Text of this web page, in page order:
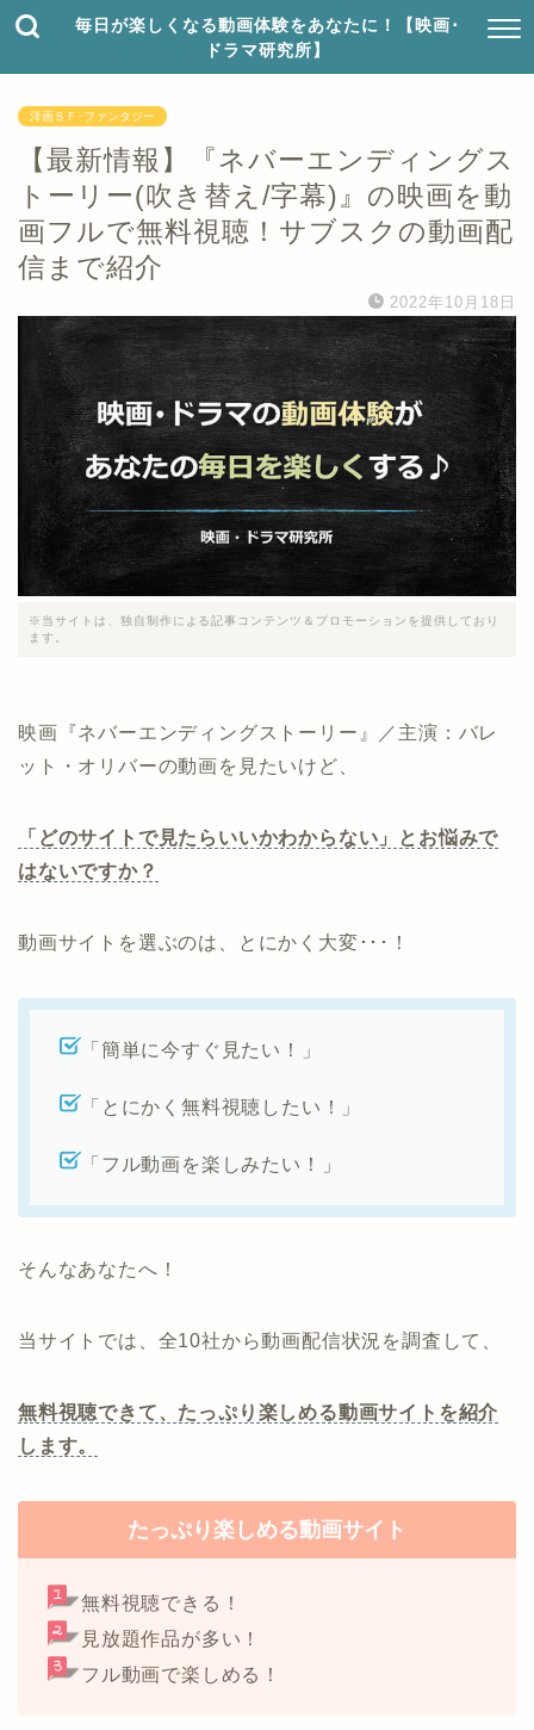
毎日が楽しくなる動画体験をあなたに！【映画･
ドラマ研究所】
洋画ＳＦ･ファンタジー
【最新情報】『ネバーエンディングス
トーリー(吹き替え/字幕)』の映画を動
画フルで無料視聴！サブスクの動画配
信まで紹介
2022年10月18日
※当サイトは、独自制作による記事コンテンツ＆プロモーションを提供しており
ます。
映画『ネバーエンディングストーリー』／主演：バレ
ット・オリバーの動画を見たいけど、
「どのサイトで見たらいいかわからない」とお悩みで
はないですか？
動画サイトを選ぶのは、とにかく大変･･･！
「簡単に今すぐ見たい！」
「とにかく無料視聴したい！」
「フル動画を楽しみたい！」
そんなあなたへ！
当サイトでは、全10社から動画配信状況を調査して、
無料視聴できて、たっぷり楽しめる動画サイトを紹介
します。
たっぷり楽しめる動画サイト
無料視聴できる！
見放題作品が多い！
フル動画で楽しめる！